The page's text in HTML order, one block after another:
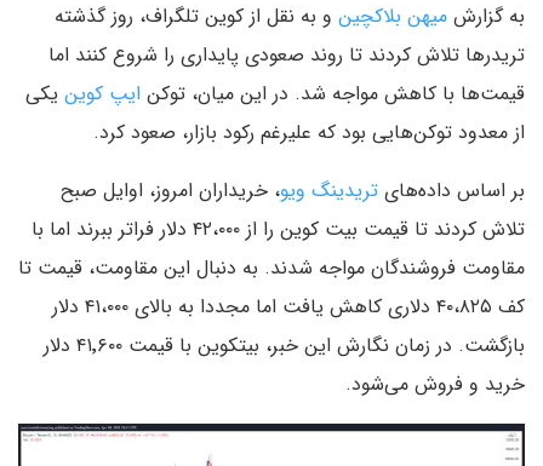
به گزارش میهن بلاکچین و به نقل از کوین تلگراف، روز گذشته
تریدرها تلاش کردند تا روند صعودی پایداری را شروع کنند اما
قیمت‌ها با کاهش مواجه شد. در این میان، توکن ایپ کوین یکی
از معدود توکن‌هایی بود که علیرغم رکود بازار، صعود کرد.
بر اساس داده‌های تریدینگ ویو، خریداران امروز، اوایل صبح
تلاش کردند تا قیمت بیت کوین را از ۴۲،۰۰۰ دلار فراتر ببرند اما با
مقاومت فروشندگان مواجه شدند. به دنبال این مقاومت، قیمت تا
کف ۴۰،۸۲۵ دلاری کاهش یافت اما مجددا به بالای ۴۱،۰۰۰ دلار
بازگشت. در زمان نگارش این خبر، بیتکوین با قیمت ۴۱٬۶۰۰ دلار
خرید و فروش می‌شود.